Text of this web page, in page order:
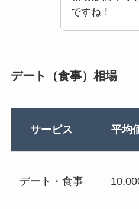
ですね！
デート（食事）相場
サービス 平均
デート・食事